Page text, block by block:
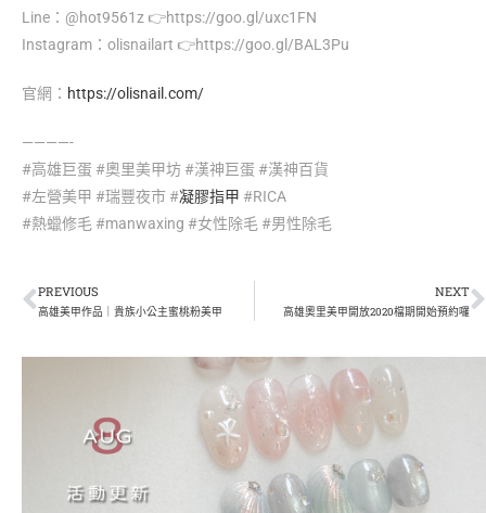
Line：@hot9561z 👉https://goo.gl/uxc1FN
Instagram：olisnailart 👉https://goo.gl/BAL3Pu
官網： https://olisnail.com/
————-
#高雄巨蛋 #奧里美甲坊 #漢神巨蛋 #漢神百貨
#左營美甲 #瑞豐夜市 #凝膠指甲 #RICA
#熱蠟修毛 #manwaxing #女性除毛 #男性除毛
PREVIOUS
高雄美甲作品｜貴族小公主蜜桃粉美甲
NEXT
高雄奧里美甲開放2020檔期開始預約囉